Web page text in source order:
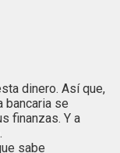
dinero. Así que,
bancaria se
finanzas. Y a
sabe